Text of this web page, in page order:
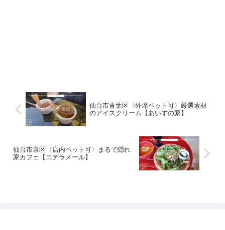
仙台市青葉区〈外席ペット可〉厳選素材
のアイスクリーム【あいすの家】
仙台市泉区〈店内ペット可〉まるで隠れ
家カフェ【エデラメール】